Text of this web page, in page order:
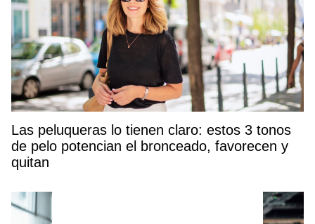
Las peluqueras lo tienen claro: estos 3 tonos
de pelo potencian el bronceado, favorecen y
quitan hasta 10 años de encima